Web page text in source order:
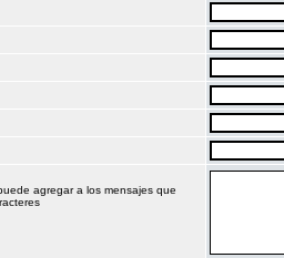
agregar a los mensajes que